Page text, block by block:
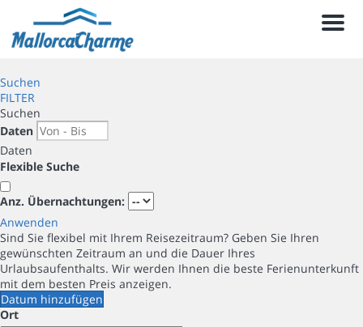
Menu
Suchen
FILTER
Suchen
Daten
Daten
Flexible Suche
Anz. Übernachtungen:
Anwenden
Sind Sie flexibel mit Ihrem Reisezeitraum? Geben Sie Ihren
gewünschten Zeitraum an und die Dauer Ihres
Urlaubsaufenthalts. Wir werden Ihnen die beste Ferienunterkunft
mit dem besten Preis anzeigen.
Datum hinzufügen
Ort